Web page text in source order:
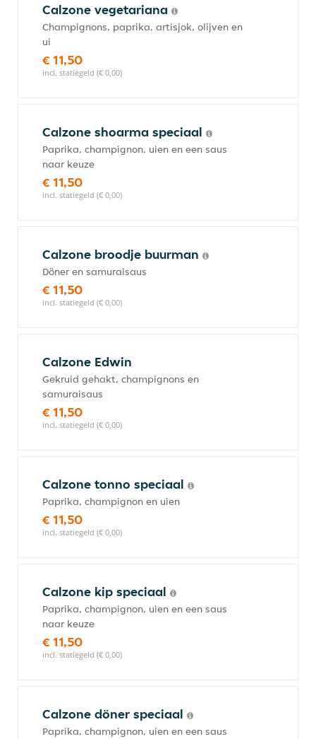
Calzone vegetariana
Champignons, paprika, artisjok, olijven en
ui
€ 11,50
incl. statiegeld (€ 0,00)
Calzone shoarma speciaal
Paprika, champignon, uien en een saus
naar keuze
€ 11,50
incl. statiegeld (€ 0,00)
Calzone broodje buurman
Döner en samuraisaus
€ 11,50
incl. statiegeld (€ 0,00)
Calzone Edwin
Gekruid gehakt, champignons en
samuraisaus
€ 11,50
incl. statiegeld (€ 0,00)
Calzone tonno speciaal
Paprika, champignon en uien
€ 11,50
incl. statiegeld (€ 0,00)
Calzone kip speciaal
Paprika, champignon, uien en een saus
naar keuze
€ 11,50
incl. statiegeld (€ 0,00)
Calzone döner speciaal
Paprika, champignon, uien en een saus